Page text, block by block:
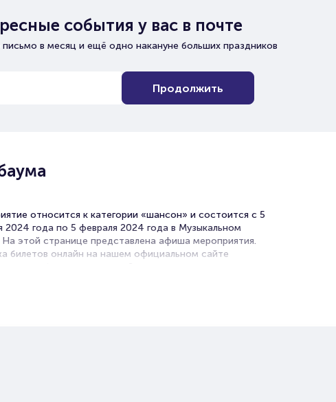
события у вас в почте
в месяц и ещё одно накануне больших праздников
Продолжить
относится к категории «шансон» и состоится с 5
2024 года по 5 февраля 2024 года в Музыкальном
На этой странице представлена афиша мероприятия.
билетов онлайн на нашем официальном сайте